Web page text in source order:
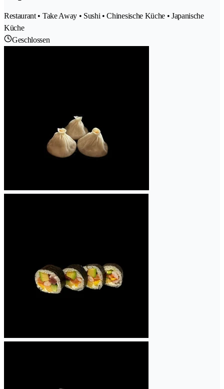
Restaurant • Take Away • Sushi • Chinesische Küche • Japanische
Küche
Geschlossen